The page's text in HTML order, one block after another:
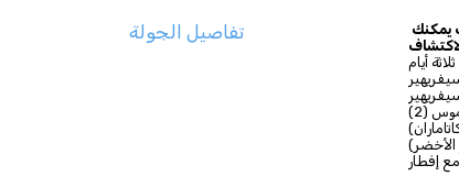
تفاصيل الجولة
أيام
(2)
الأخضر)